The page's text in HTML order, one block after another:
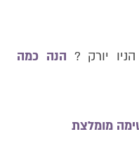
יורק ? הנה כמה
מומלצת